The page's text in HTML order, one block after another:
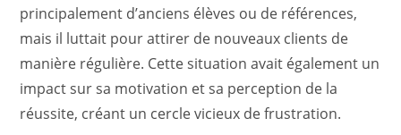
principalement d’anciens élèves ou de références,
mais il luttait pour attirer de nouveaux clients de
manière régulière. Cette situation avait également un
impact sur sa motivation et sa perception de la
réussite, créant un cercle vicieux de frustration.